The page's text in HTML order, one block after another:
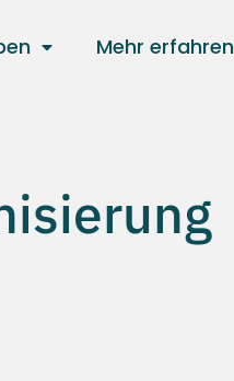
Mehr erfahren